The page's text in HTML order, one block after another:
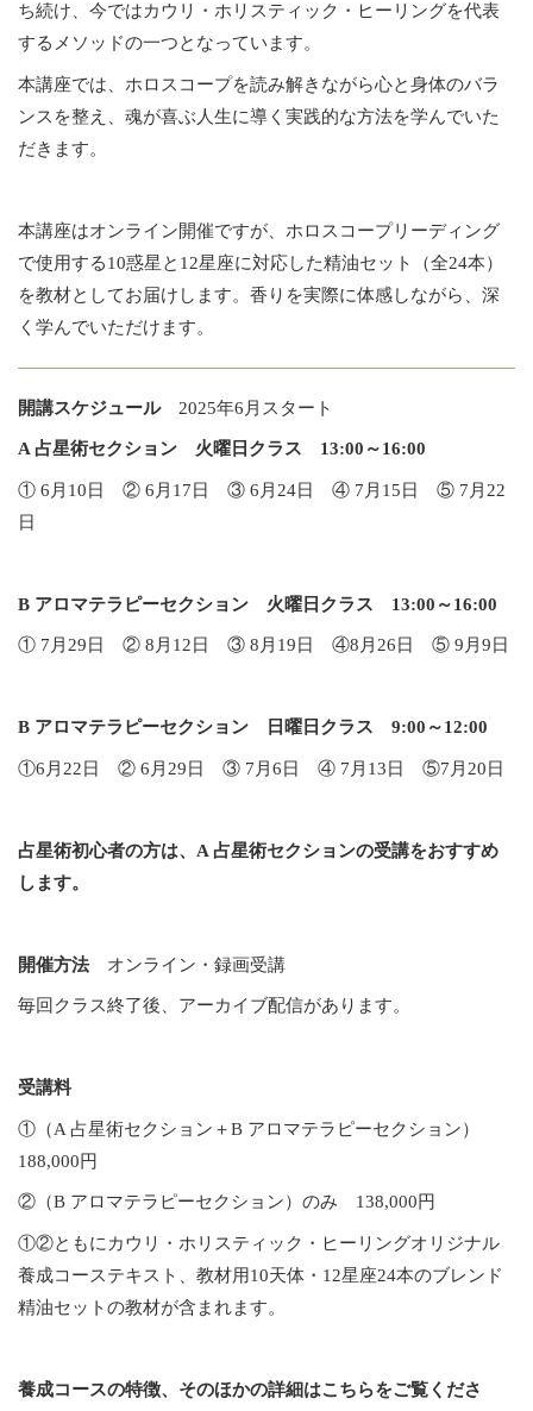
ち続け、今ではカウリ・ホリスティック・ヒーリングを代表
するメソッドの一つとなっています。
本講座では、ホロスコープを読み解きながら心と身体のバラ
ンスを整え、魂が喜ぶ人生に導く実践的な方法を学んでいた
だきます。
本講座はオンライン開催ですが、ホロスコープリーディング
で使用する10惑星と12星座に対応した精油セット（全24本）
を教材としてお届けします。香りを実際に体感しながら、深
く学んでいただけます。
開講スケジュール 2025年6月スタート
A 占星術セクション 火曜日クラス 13:00～16:00
① 6月10日 ② 6月17日 ③ 6月24日 ④ 7月15日 ⑤ 7月22
日
B アロマテラピーセクション 火曜日クラス 13:00～16:00
① 7月29日 ② 8月12日 ③ 8月19日 ④8月26日 ⑤ 9月9日
B アロマテラピーセクション 日曜日クラス 9:00～12:00
①6月22日 ② 6月29日 ③ 7月6日 ④ 7月13日 ⑤7月20日
占星術初心者の方は、A 占星術セクションの受講をおすすめ
します。
開催方法オンライン・録画受講
毎回クラス終了後、アーカイブ配信があります。
受講料
①（A 占星術セクション＋B アロマテラピーセクション）
188,000円
②（B アロマテラピーセクション）のみ 138,000円
①②ともにカウリ・ホリスティック・ヒーリングオリジナル
養成コーステキスト、教材用10天体・12星座24本のブレンド
精油セットの教材が含まれます。
養成コースの特徴、そのほかの詳細はこちらをご覧くださ